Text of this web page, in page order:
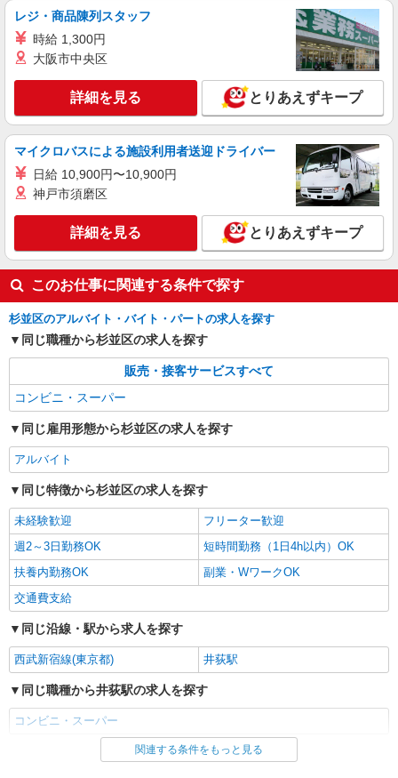
キープ 詳細を見る
レジ・商品陳列スタッフ
時給 1,300円
大阪市中央区
詳細を見る とりあえずキープ
マイクロバスによる施設利用者送迎ドライバー
日給 10,900円〜10,900円
神戸市須磨区
詳細を見る とりあえずキープ
このお仕事に関連する条件で探す
杉並区のアルバイト・バイト・パートの求人を探す
同じ職種から杉並区の求人を探す
販売・接客サービスすべて
コンビニ・スーパー
同じ雇用形態から杉並区の求人を探す
アルバイト
同じ特徴から杉並区の求人を探す
未経験歓迎
フリーター歓迎
週2～3日勤務OK
短時間勤務（1日4h以内）OK
扶養内勤務OK
副業・WワークOK
交通費支給
同じ沿線・駅から求人を探す
西武新宿線(東京都) 井荻駅
同じ職種から井荻駅の求人を探す
コンビニ・スーパー
同じ雇用形態から井荻駅の求人を探す
関連する条件をもっと見る